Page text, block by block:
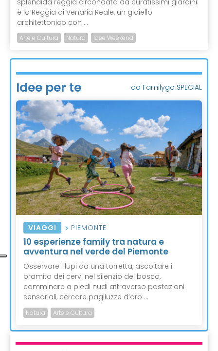
splendida reggia circondata da curatissimi giardini:
è la Reggia di Venaria Reale, un gioiello
architettonico con ...
Arte e Cultura Natura Idee Weekend
Idee per te da Familygo SPECIAL
VIAGGI PIEMONTE
10 esperienze family tra natura e
avventura nel verde del Piemonte
Osservare i lupi da una torretta, ascoltare il
bramito dei cervi nel silenzio del bosco,
camminare a piedi nudi attraverso postazioni
sensoriali, cercare pagliuzze d’oro ...
Natura Arte e Cultura